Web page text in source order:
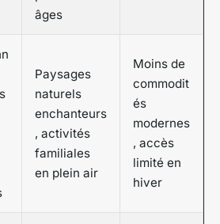
âges
Paysages
naturels
enchanteurs
, activités
familiales
en plein air
Moins de
commodit
és
modernes
, accès
limité en
hiver